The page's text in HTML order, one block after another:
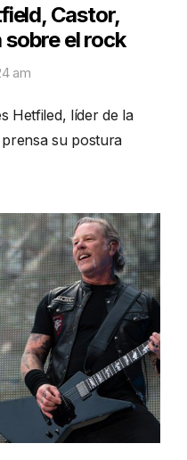
Castor,
el rock
am
Hetfiled, líder de la
su postura